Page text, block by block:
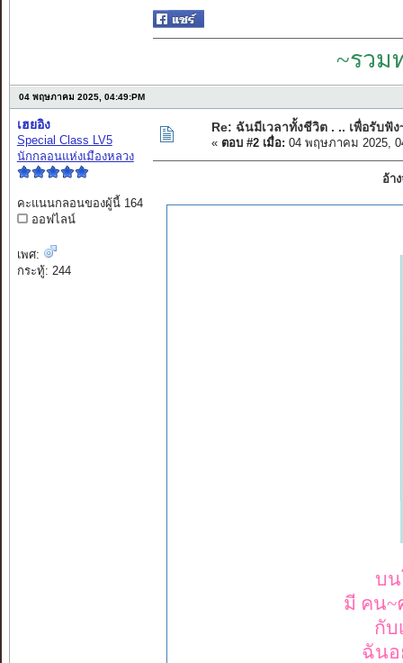
~รวม
04 พฤษภาคม 2025, 04:49:PM
เฮยอิง
Special Class LV5
นักกลอนแห่งเมืองหลวง
คะแนนกลอนของผู้นี้ 164
ออฟไลน์
เพศ:
กระทู้: 244
Re: ฉันมีเวลาทั้งชีวิต . .. เพื่อรับฟัง
« ตอบ #2 เมื่อ: 04 พฤษภาคม 2025,
อ้า
บน
มี คน~
กับ
ฉันอ